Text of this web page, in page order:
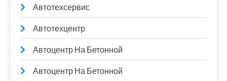
Автотехсервис
Автотехцентр
Автоцентр На Бетонной
Автоцентр На Бетонной